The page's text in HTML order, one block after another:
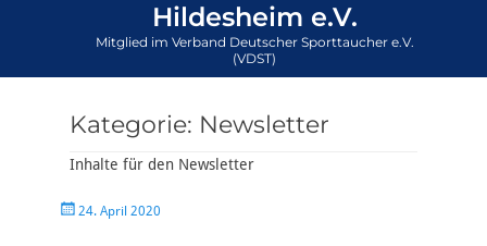
Hildesheim e.V.
Mitglied im Verband Deutscher Sporttaucher e.V.
(VDST)
Kategorie: Newsletter
Inhalte für den Newsletter
Veröffentlicht
24. April 2020